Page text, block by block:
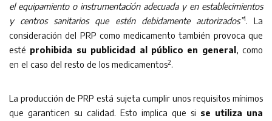
el equipamiento o instrumentación adecuada y en establecimientos
y centros sanitarios que estén debidamente autorizados”1. La
consideración del PRP como medicamento también provoca que
esté prohibida su publicidad al público en general, como
en el caso del resto de los medicamentos2.
La producción de PRP está sujeta cumplir unos requisitos mínimos
que garanticen su calidad. Esto implica que si se utiliza una